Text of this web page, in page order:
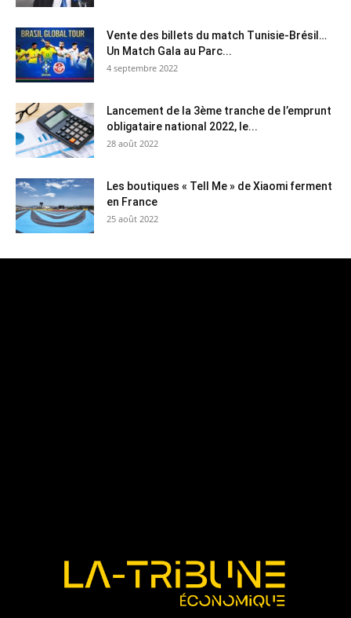
Vente des billets du match Tunisie-Brésil…
Un Match Gala au Parc...
4 septembre 2022
Lancement de la 3ème tranche de l’emprunt
obligataire national 2022, le...
28 août 2022
Les boutiques « Tell Me » de Xiaomi ferment
en France
25 août 2022